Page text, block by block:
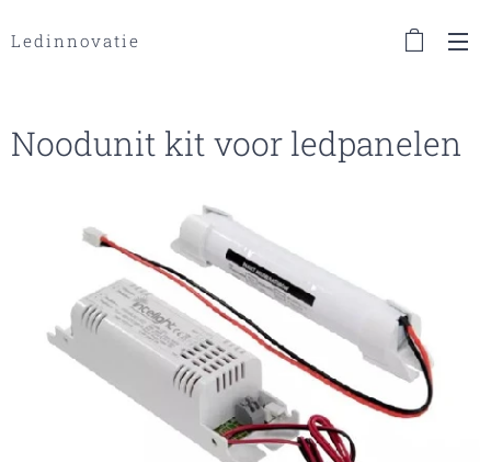
Ledinnovatie
Noodunit kit voor ledpanelen